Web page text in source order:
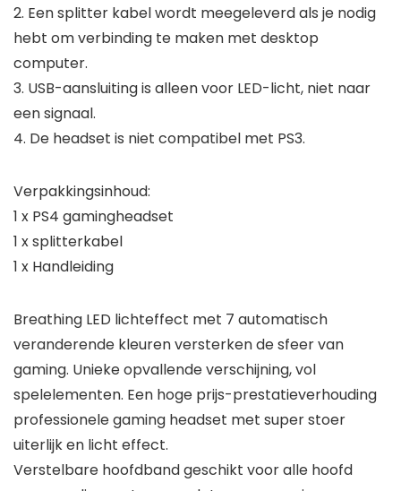
2. Een splitter kabel wordt meegeleverd als je nodig
hebt om verbinding te maken met desktop
computer.
3. USB-aansluiting is alleen voor LED-licht, niet naar
een signaal.
4. De headset is niet compatibel met PS3.
Verpakkingsinhoud:
1 x PS4 gamingheadset
1 x splitterkabel
1 x Handleiding
Breathing LED lichteffect met 7 automatisch
veranderende kleuren versterken de sfeer van
gaming. Unieke opvallende verschijning, vol
spelelementen. Een hoge prijs-prestatieverhouding
professionele gaming headset met super stoer
uiterlijk en licht effect.
Verstelbare hoofdband geschikt voor alle hoofd